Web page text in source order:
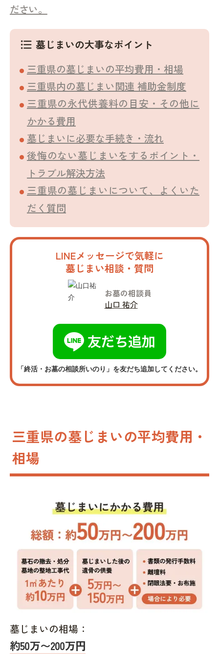
ださい。
format_list_bulleted 墓じまいの大事なポイント
三重県の墓じまいの平均費用・相場
三重県内の墓じまい関連 補助金制度
三重県の永代供養料の目安・その他に
かかる費用
墓じまいに必要な手続き・流れ
後悔のない墓じまいをするポイント・
トラブル解決方法
三重県の墓じまいについて、よくいた
だく質問
LINEメッセージで気軽に
墓じまい相談・質問
お墓の相談員
山口 祐介
「終活・お墓の相談所いのり」を友だち追加してください。
三重県の墓じまいの平均費用・
相場
墓じまいの相場：
約50万〜200万円